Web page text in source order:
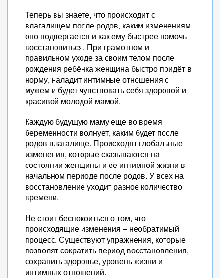
Теперь вы знаете, что происходит с
влагалищем после родов, каким изменениям
оно подвергается и как ему быстрее помочь
восстановиться. При грамотном и
правильном уходе за своим телом после
рождения ребёнка женщина быстро придёт в
норму, наладит интимные отношения с
мужем и будет чувствовать себя здоровой и
красивой молодой мамой.
Каждую будущую маму еще во время
беременности волнует, каким будет после
родов влагалище. Происходят глобальные
изменения, которые сказываются на
состоянии женщины и ее интимной жизни в
начальном периоде после родов. У всех на
восстановление уходит разное количество
времени.
Не стоит беспокоиться о том, что
происходящие изменения – необратимый
процесс. Существуют упражнения, которые
позволят сократить период восстановления,
сохранить здоровье, уровень жизни и
интимных отношений.